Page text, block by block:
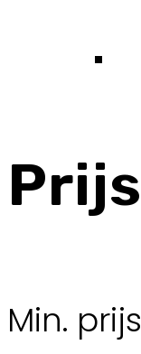
Prijs
Min. prijs